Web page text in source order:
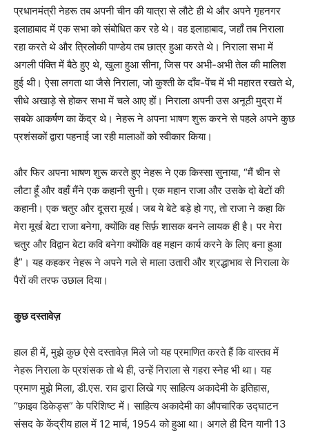
प्रधानमंत्री नेहरू तब अपनी चीन की यात्रा से लौटे ही थे और अपने गृहनगर
इलाहाबाद में एक सभा को संबोधित कर रहे थे। वह इलाहाबाद, जहाँ तब निराला
रहा करते थे और त्रिलोकी पाण्डेय तब छात्र हुआ करते थे। निराला सभा में
अगली पंक्ति में बैठे हुए थे, खुला हुआ सीना, जिस पर अभी-अभी तेल की मालिश
हुई थी। ऐसा लगता था जैसे निराला, जो कुश्ती के दाँव-पेंच में भी महारत रखते थे,
सीधे अखाड़े से होकर सभा में चले आए हों। निराला अपनी उस अनूठी मुद्रा में
सबके आकर्षण का केंद्र थे। नेहरू ने अपना भाषण शुरू करने से पहले अपने कुछ
प्रशंसकों द्वारा पहनाई जा रही मालाओं को स्वीकार किया।
और फिर अपना भाषण शुरू करते हुए नेहरू ने एक किस्सा सुनाया, “मैं चीन से
लौटा हूँ और वहाँ मैंने एक कहानी सुनी। एक महान राजा और उसके दो बेटों की
कहानी। एक चतुर और दूसरा मूर्ख। जब ये बेटे बड़े हो गए, तो राजा ने कहा कि
मेरा मूर्ख बेटा राजा बनेगा, क्योंकि वह सिर्फ़ शासक बनने लायक ही है। पर मेरा
चतुर और विद्वान बेटा कवि बनेगा क्योंकि वह महान कार्य करने के लिए बना हुआ
है”। यह कहकर नेहरू ने अपने गले से माला उतारी और श्रद्धाभाव से निराला के
पैरों की तरफ उछाल दिया।
कुछ दस्तावेज़
हाल ही में, मुझे कुछ ऐसे दस्तावेज़ मिले जो यह प्रमाणित करते हैं कि वास्तव में
नेहरू निराला के प्रशंसक तो थे ही, उन्हें निराला से गहरा स्नेह भी था। यह
प्रमाण मुझे मिला, डी.एस. राव द्वारा लिखे गए साहित्य अकादेमी के इतिहास,
“फ़ाइव डिकेड्स” के परिशिष्ट में। साहित्य अकादेमी का औपचारिक उद्घाटन
संसद के केंद्रीय हाल में 12 मार्च, 1954 को हुआ था। अगले ही दिन यानी 13